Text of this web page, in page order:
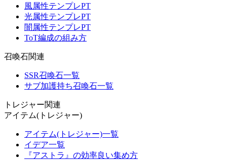
風属性テンプレPT
光属性テンプレPT
闇属性テンプレPT
ToT編成の組み方
召喚石関連
SSR召喚石一覧
サブ加護持ち召喚石一覧
トレジャー関連
アイテム(トレジャー)
アイテム(トレジャー)一覧
イデア一覧
『アストラ』の効率良い集め方